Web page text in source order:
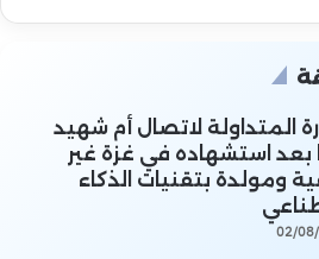
المتداولة لاتصال أم شهيد
بعد استشهاده في غزة غير
ومولدة بتقنيات الذكاء
02/